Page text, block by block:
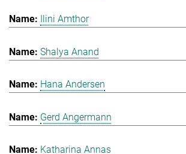
Ilini Amthor
Shalya Anand
Hana Andersen
Gerd Angermann
Katharina Annas